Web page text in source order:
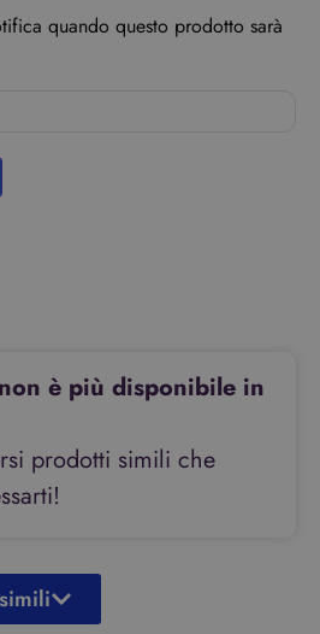
quando questo prodotto sarà
non è più disponibile in
prodotti simili che